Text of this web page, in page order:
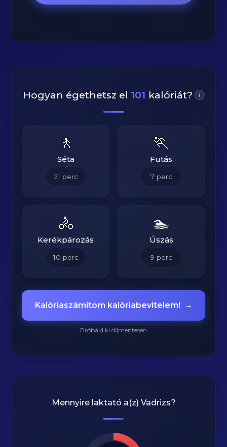
Hogyan égethetsz el 101 kalóriát? i
🚶
Séta
21 perc
🏃
Futás
7 perc
🚴
Kerékpározás
10 perc
🏊
Úszás
9 perc
Kalóriaszámítom kalóriabevitelem! →
Próbáld ki díjmentesen
Mennyire laktató a(z) Vadrizs?